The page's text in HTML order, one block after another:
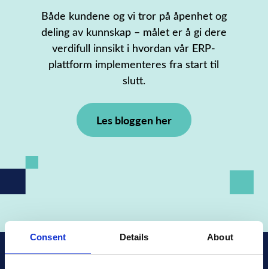
Consent Details About
Både kundene og vi tror på åpenhet og
deling av kunnskap – målet er å gi dere
verdifull innsikt i hvordan vår ERP-
plattform implementeres fra start til
slutt.
Les bloggen her